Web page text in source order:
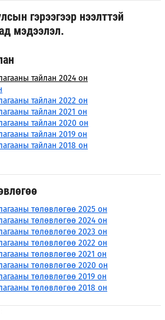
гэрээгээр нээлттэй
мэдээлэл.
тайлан 2024 он
тайлан 2022 он
тайлан 2021 он
тайлан 2020 он
тайлан 2019 он
тайлан 2018 он
төлөвлөгөө 2025 он
төлөвлөгөө 2024 он
төлөвлөгөө 2023 он
төлөвлөгөө 2022 он
төлөвлөгөө 2021 он
төлөвлөгөө 2020 он
төлөвлөгөө 2019 он
төлөвлөгөө 2018 он